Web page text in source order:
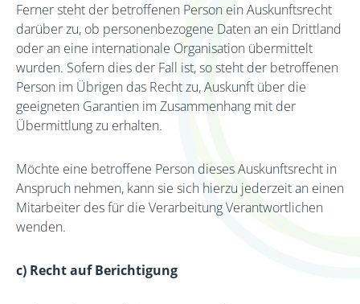
Ferner steht der betroffenen Person ein Auskunftsrecht
darüber zu, ob personenbezogene Daten an ein Drittland
oder an eine internationale Organisation übermittelt
wurden. Sofern dies der Fall ist, so steht der betroffenen
Person im Übrigen das Recht zu, Auskunft über die
geeigneten Garantien im Zusammenhang mit der
Übermittlung zu erhalten.
Möchte eine betroffene Person dieses Auskunftsrecht in
Anspruch nehmen, kann sie sich hierzu jederzeit an einen
Mitarbeiter des für die Verarbeitung Verantwortlichen
wenden.
c) Recht auf Berichtigung